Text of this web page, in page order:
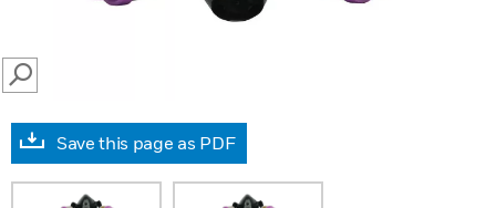
SEARCH
Save this page as PDF